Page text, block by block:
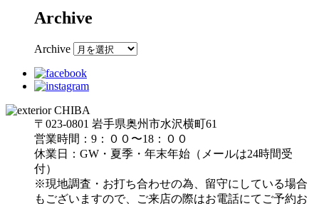
Archive
Archive
〒023-0801 岩手県奥州市水沢横町61
営業時間：9：００〜18：００
休業日：GW・夏季・年末年始（メールは24時間受
付）
※現地調査・お打ち合わせの為、留守にしている場合
もございますので、ご来店の際はお電話にてご予約お